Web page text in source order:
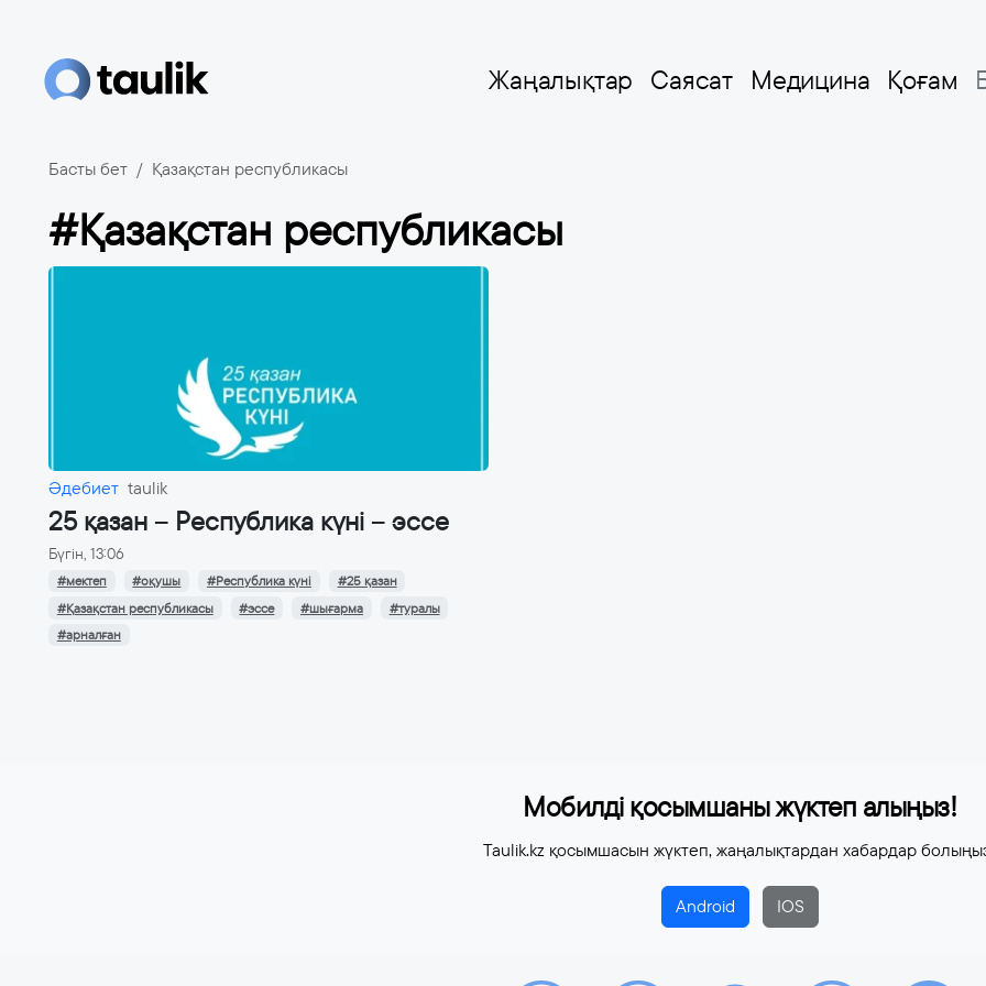
Жаңалықтар Саясат Медицина Қоғам
Басты бет Қазақстан республикасы
#Қазақстан республикасы
Әдебиет taulik
25 қазан – Республика күні – эссе
Бүгін, 13:06
#мектеп #оқушы #Республика күні
#25 қазан
#Қазақстан республикасы
#эссе #шығарма
#туралы
#арналған
Мобилді қосымшаны жүктеп алыңыз!
Taulik.kz қосымшасын жүктеп, жаңалықтардан хабардар
Android IOS